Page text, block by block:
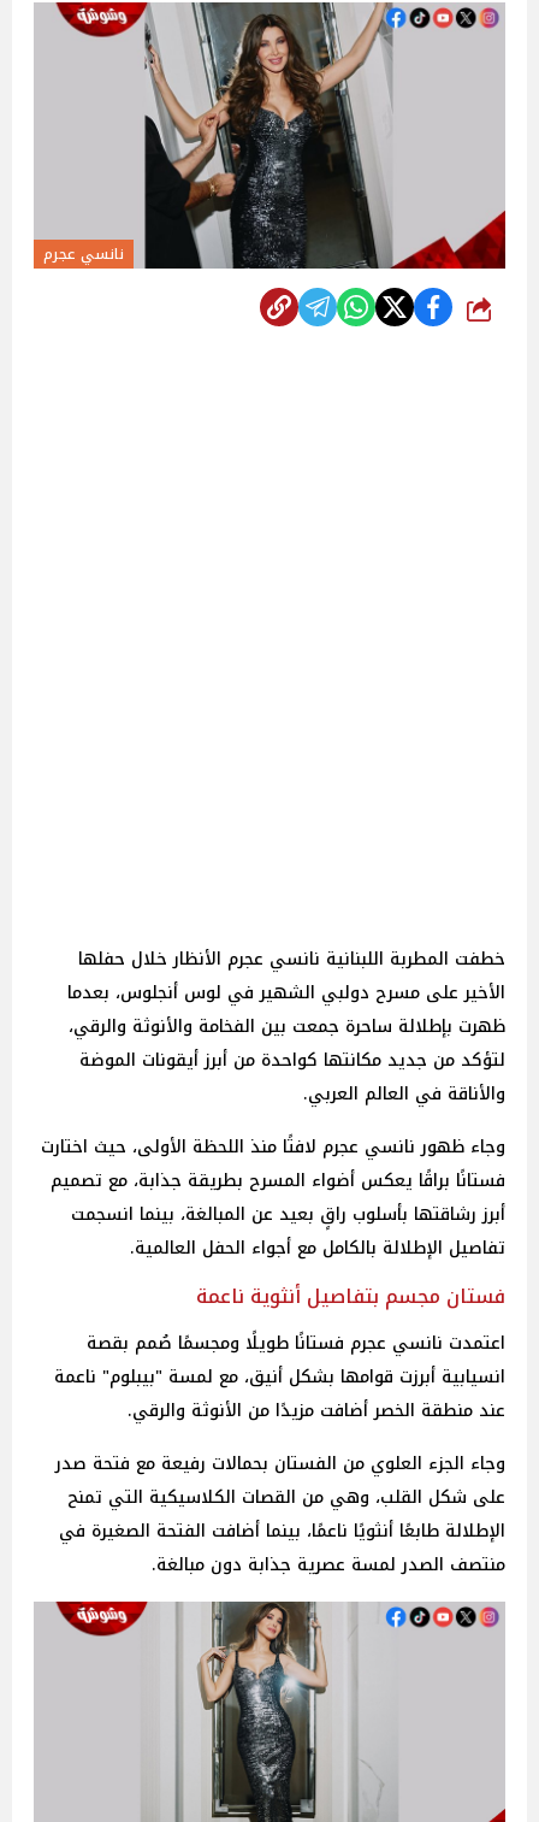
نانسي عجرم
شارك
خطفت المطربة اللبنانية نانسي عجرم الأنظار خلال حفلها
الأخير على مسرح دولبي الشهير في لوس أنجلوس، بعدما
ظهرت بإطلالة ساحرة جمعت بين الفخامة والأنوثة والرقي،
لتؤكد من جديد مكانتها كواحدة من أبرز أيقونات الموضة
والأناقة في العالم العربي.
وجاء ظهور نانسي عجرم لافتًا منذ اللحظة الأولى، حيث اختارت
فستانًا براقًا يعكس أضواء المسرح بطريقة جذابة، مع تصميم
أبرز رشاقتها بأسلوب راقٍ بعيد عن المبالغة، بينما انسجمت
تفاصيل الإطلالة بالكامل مع أجواء الحفل العالمية.
فستان مجسم بتفاصيل أنثوية ناعمة
اعتمدت نانسي عجرم فستانًا طويلًا ومجسمًا صُمم بقصة
انسيابية أبرزت قوامها بشكل أنيق، مع لمسة "بيبلوم" ناعمة
عند منطقة الخصر أضافت مزيدًا من الأنوثة والرقي.
وجاء الجزء العلوي من الفستان بحمالات رفيعة مع فتحة صدر
على شكل القلب، وهي من القصات الكلاسيكية التي تمنح
الإطلالة طابعًا أنثويًا ناعمًا، بينما أضافت الفتحة الصغيرة في
منتصف الصدر لمسة عصرية جذابة دون مبالغة.